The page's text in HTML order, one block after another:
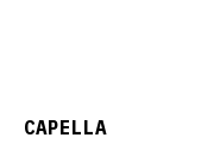
CAPELLA